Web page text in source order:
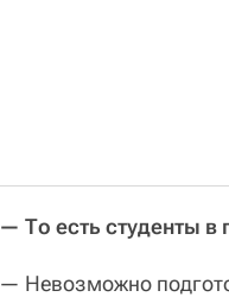
— То есть студенты в
— Невозможно